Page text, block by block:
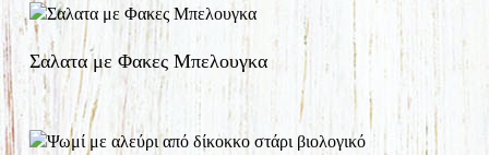
Σαλατα με Φακες Μπελουγκα